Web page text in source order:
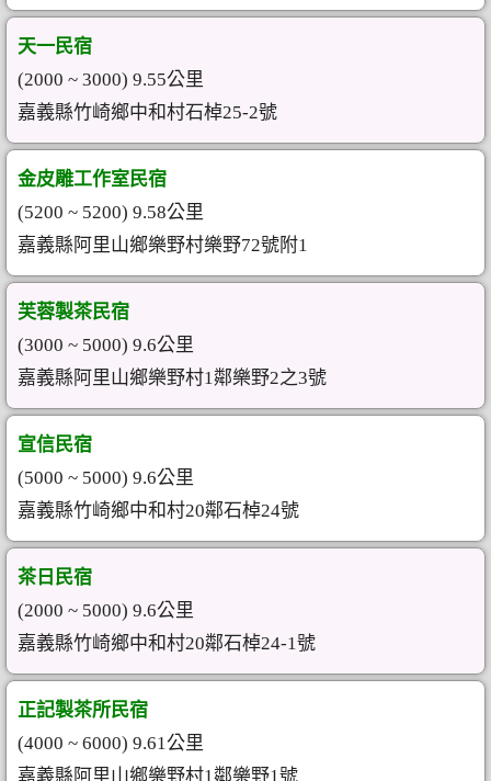
天一民宿
(2000 ~ 3000) 9.55公里
嘉義縣竹崎鄉中和村石棹25-2號
金皮雕工作室民宿
(5200 ~ 5200) 9.58公里
嘉義縣阿里山鄉樂野村樂野72號附1
芙蓉製茶民宿
(3000 ~ 5000) 9.6公里
嘉義縣阿里山鄉樂野村1鄰樂野2之3號
宣信民宿
(5000 ~ 5000) 9.6公里
嘉義縣竹崎鄉中和村20鄰石棹24號
茶日民宿
(2000 ~ 5000) 9.6公里
嘉義縣竹崎鄉中和村20鄰石棹24-1號
正記製茶所民宿
(4000 ~ 6000) 9.61公里
嘉義縣阿里山鄉樂野村1鄰樂野1號